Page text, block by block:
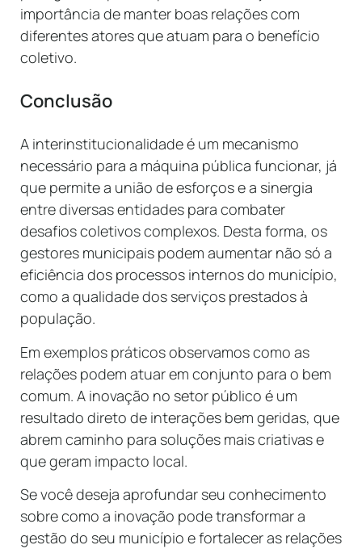
importância de manter boas relações com
diferentes atores que atuam para o benefício
coletivo.
Conclusão
A interinstitucionalidade é um mecanismo
necessário para a máquina pública funcionar, já
que permite a união de esforços e a sinergia
entre diversas entidades para combater
desafios coletivos complexos. Desta forma, os
gestores municipais podem aumentar não só a
eficiência dos processos internos do município,
como a qualidade dos serviços prestados à
população.
Em exemplos práticos observamos como as
relações podem atuar em conjunto para o bem
comum. A inovação no setor público é um
resultado direto de interações bem geridas, que
abrem caminho para soluções mais criativas e
que geram impacto local.
Se você deseja aprofundar seu conhecimento
sobre como a inovação pode transformar a
gestão do seu município e fortalecer as relações